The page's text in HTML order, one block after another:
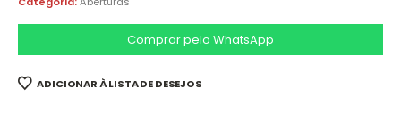
Comprar pelo WhatsApp
ADICIONAR À LISTA DE DESEJOS